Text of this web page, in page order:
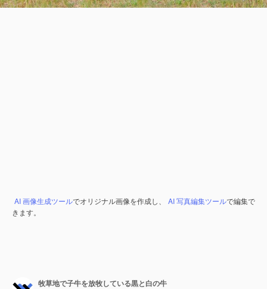
AI 画像生成ツールでオリジナル画像を作成し、 AI 写真編集ツールで編集で
きます。
牧草地で子牛を放牧している黒と白の牛